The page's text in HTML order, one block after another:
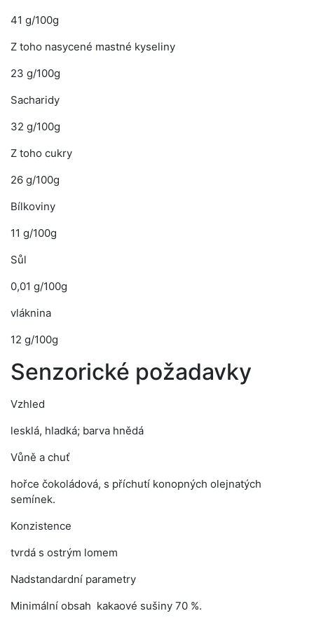
41 g/100g
Z toho nasycené mastné kyseliny
23 g/100g
Sacharidy
32 g/100g
Z toho cukry
26 g/100g
Bílkoviny
11 g/100g
Sůl
0,01 g/100g
vláknina
12 g/100g
Senzorické požadavky
Vzhled
lesklá, hladká; barva hnědá
Vůně a chuť
hořce čokoládová, s příchutí konopných olejnatých
semínek.
Konzistence
tvrdá s ostrým lomem
Nadstandardní parametry
Minimální obsah kakaové sušiny 70 %.